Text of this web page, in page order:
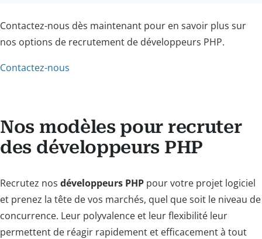
Contactez-nous dès maintenant pour en savoir plus sur
nos options de recrutement de développeurs PHP.
Contactez-nous
Nos modèles pour recruter
des développeurs PHP
Recrutez nos développeurs PHP pour votre projet logiciel
et prenez la tête de vos marchés, quel que soit le niveau de
concurrence. Leur polyvalence et leur flexibilité leur
permettent de réagir rapidement et efficacement à tout